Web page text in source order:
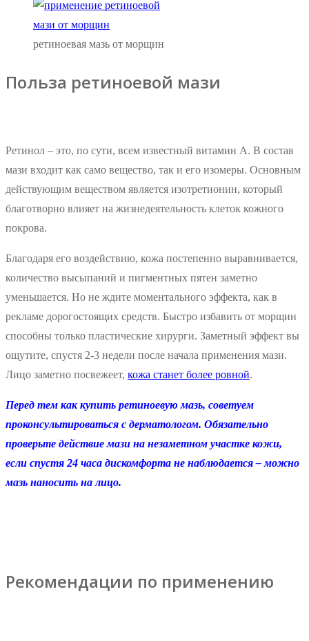
ретиноевая мазь от морщин
Польза ретиноевой мази
Ретинол – это, по сути, всем известный витамин А. В состав
мази входит как само вещество, так и его изомеры. Основным
действующим веществом является изотретионин, который
благотворно влияет на жизнедеятельность клеток кожного
покрова.
Благодаря его воздействию, кожа постепенно выравнивается,
количество высыпаний и пигментных пятен заметно
уменьшается. Но не ждите моментального эффекта, как в
рекламе дорогостоящих средств. Быстро избавить от морщин
способны только пластические хирурги. Заметный эффект вы
ощутите, спустя 2-3 недели после начала применения мази.
Лицо заметно посвежеет, кожа станет более ровной.
Перед тем как купить ретиноевую мазь, советуем
проконсультироваться с дерматологом. Обязательно
проверьте действие мази на незаметном участке кожи,
если спустя 24 часа дискомфорта не наблюдается – можно
мазь наносить на лицо.
Рекомендации по применению